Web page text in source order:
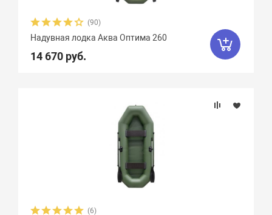
(90)
Надувная лодка Аква Оптима 260
14 670 руб.
(6)